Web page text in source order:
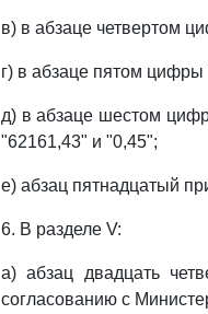
в) в абзаце четвертом
г) в абзаце пятом
д) в абзаце шестом
"62161,43" и "0,45";
е) абзац пятнадцатый
6. В разделе V:
а) абзац двадцать
согласованию с